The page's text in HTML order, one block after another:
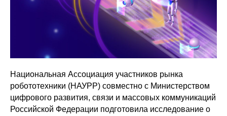
Национальная Ассоциация участников рынка
робототехники (НАУРР) совместно с Министерством
цифрового развития, связи и массовых коммуникаций
Российской Федерации подготовила исследование о